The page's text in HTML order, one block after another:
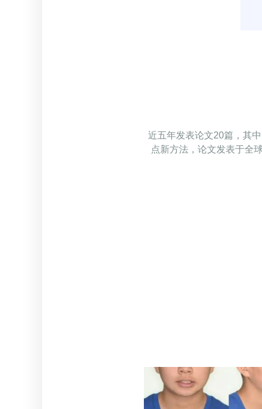
近五年发表论文20篇，其
点新方法，论文发表于全